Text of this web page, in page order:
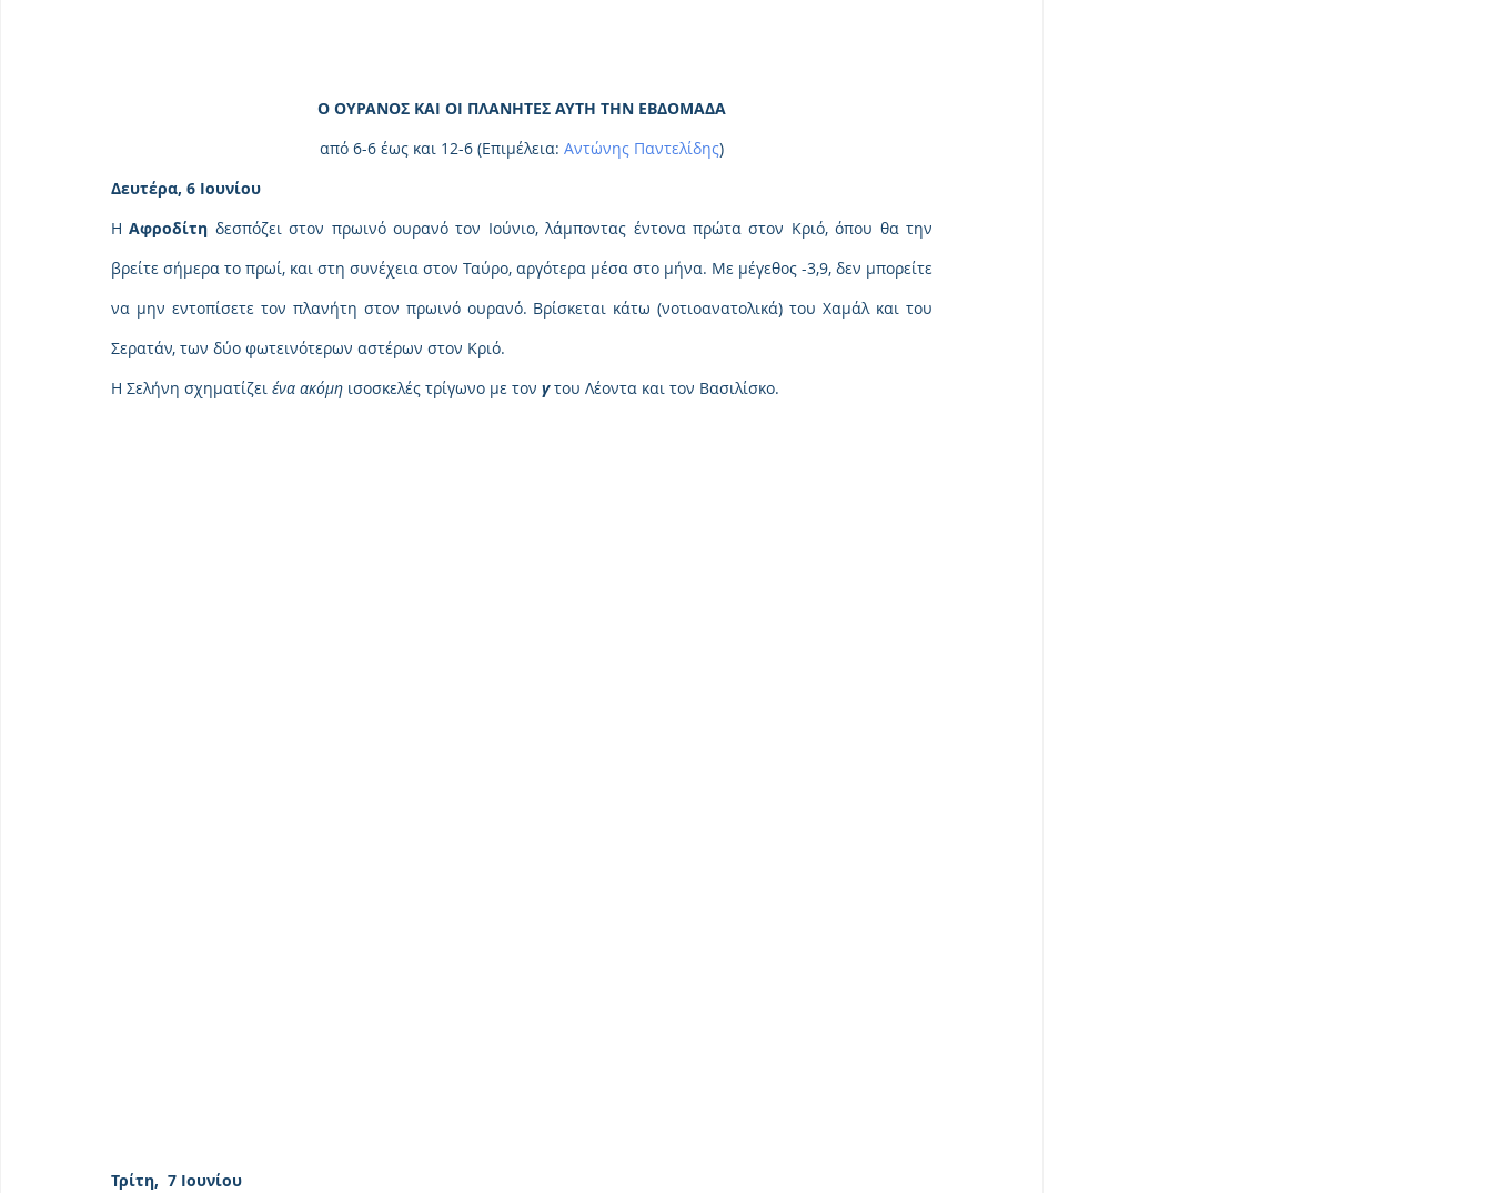
Ο ΟΥΡΑΝΟΣ ΚΑΙ ΟΙ ΠΛΑΝΗΤΕΣ ΑΥΤΗ ΤΗΝ ΕΒΔΟΜΑΔΑ
από 6-6 έως και 12-6 (Επιμέλεια: Αντώνης Παντελίδης)
Δευτέρα, 6 Ιουνίου
Η Αφροδίτη δεσπόζει στον πρωινό ουρανό τον Ιούνιο, λάμποντας έντονα πρώτα στον Κριό, όπου θα την
βρείτε σήμερα το πρωί, και στη συνέχεια στον Ταύρο, αργότερα μέσα στο μήνα. Με μέγεθος -3,9, δεν μπορείτε
να μην εντοπίσετε τον πλανήτη στον πρωινό ουρανό. Βρίσκεται κάτω (νοτιοανατολικά) του Χαμάλ και του
Σερατάν, των δύο φωτεινότερων αστέρων στον Κριό.
Η Σελήνη σχηματίζει ένα ακόμη ισοσκελές τρίγωνο με τον γ του Λέοντα και τον Βασιλίσκο.
Τρίτη,  7 Ιουνίου